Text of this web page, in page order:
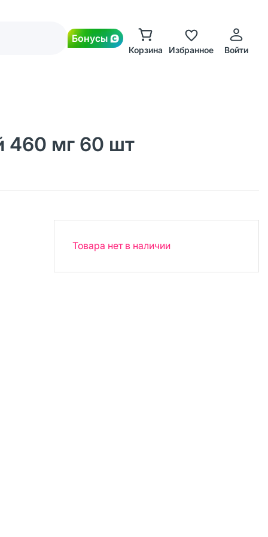
Бонусы
Корзина Избранное Войти
460 мг 60 шт
Товара нет в наличии